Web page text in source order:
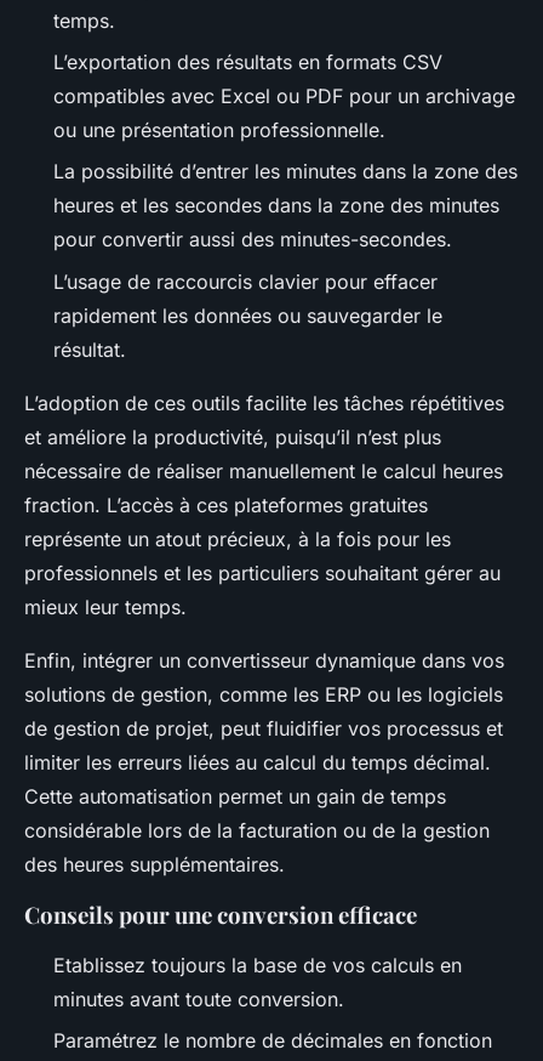
temps.
L’exportation des résultats en formats CSV
compatibles avec Excel ou PDF pour un archivage
ou une présentation professionnelle.
La possibilité d’entrer les minutes dans la zone des
heures et les secondes dans la zone des minutes
pour convertir aussi des minutes-secondes.
L’usage de raccourcis clavier pour effacer
rapidement les données ou sauvegarder le
résultat.
L’adoption de ces outils facilite les tâches répétitives
et améliore la productivité, puisqu’il n’est plus
nécessaire de réaliser manuellement le calcul heures
fraction. L’accès à ces plateformes gratuites
représente un atout précieux, à la fois pour les
professionnels et les particuliers souhaitant gérer au
mieux leur temps.
Enfin, intégrer un convertisseur dynamique dans vos
solutions de gestion, comme les ERP ou les logiciels
de gestion de projet, peut fluidifier vos processus et
limiter les erreurs liées au calcul du temps décimal.
Cette automatisation permet un gain de temps
considérable lors de la facturation ou de la gestion
des heures supplémentaires.
Conseils pour une conversion efficace
Etablissez toujours la base de vos calculs en
minutes avant toute conversion.
Paramétrez le nombre de décimales en fonction